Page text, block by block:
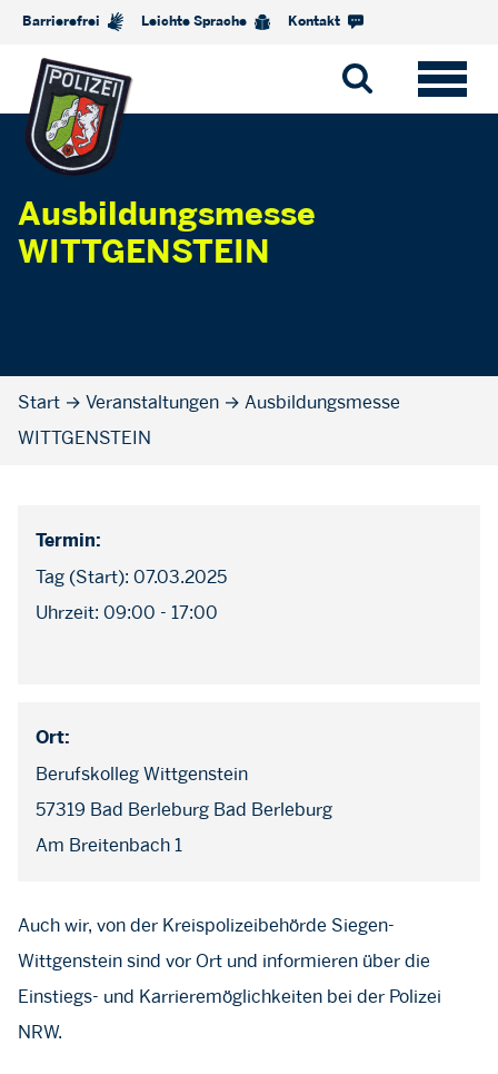
Barrierefrei Leichte Sprache Kontakt
Ausbildungsmesse
WITTGENSTEIN
Start → Veranstaltungen → Ausbildungsmesse
WITTGENSTEIN
Termin:
Tag (Start): 07.03.2025
Uhrzeit: 09:00 - 17:00
Ort:
Berufskolleg Wittgenstein
57319 Bad Berleburg Bad Berleburg
Am Breitenbach 1
Auch wir, von der Kreispolizeibehörde Siegen-
Wittgenstein sind vor Ort und informieren über die
Einstiegs- und Karrieremöglichkeiten bei der Polizei
NRW.